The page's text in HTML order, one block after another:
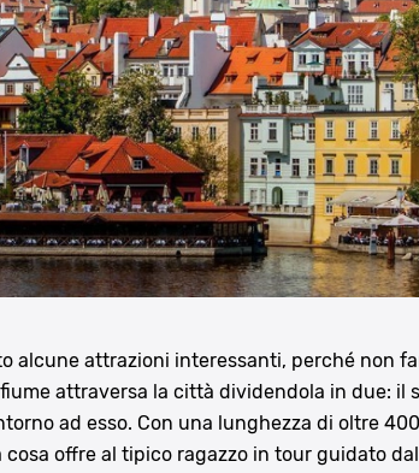
alcune attrazioni interessanti, perché non
attraversa la città dividendola in due: il
ad esso. Con una lunghezza di oltre
cosa offre al tipico ragazzo in tour guidato